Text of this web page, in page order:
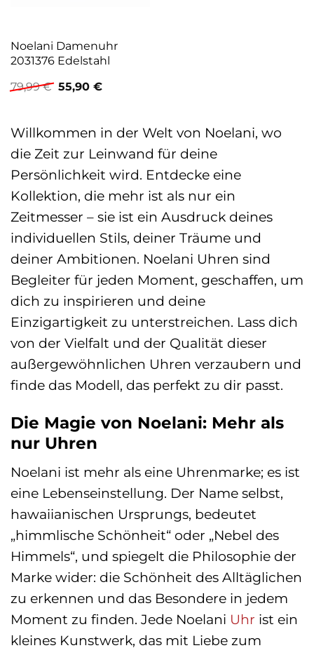
Noelani Damenuhr
2031376 Edelstahl
79,99€ Ursprünglicher
Preis
55,90 €Aktueller
Willkommen in der Welt von Noelani, wo
die Zeit zur Leinwand für deine
Persönlichkeit wird. Entdecke eine
Kollektion, die mehr ist als nur ein
Zeitmesser – sie ist ein Ausdruck deines
individuellen Stils, deiner Träume und
deiner Ambitionen. Noelani Uhren sind
Begleiter für jeden Moment, geschaffen, um
dich zu inspirieren und deine
Einzigartigkeit zu unterstreichen. Lass dich
von der Vielfalt und der Qualität dieser
außergewöhnlichen Uhren verzaubern und
finde das Modell, das perfekt zu dir passt.
Die Magie von Noelani: Mehr als
nur Uhren
Noelani ist mehr als eine Uhrenmarke; es ist
eine Lebenseinstellung. Der Name selbst,
hawaiianischen Ursprungs, bedeutet
„himmlische Schönheit“ oder „Nebel des
Himmels“, und spiegelt die Philosophie der
Marke wider: die Schönheit des Alltäglichen
zu erkennen und das Besondere in jedem
Moment zu finden. Jede Noelani Uhr ist ein
kleines Kunstwerk, das mit Liebe zum